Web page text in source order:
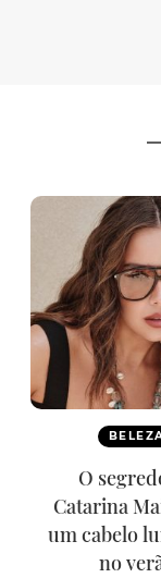
O
Catarina
um cabelo
no